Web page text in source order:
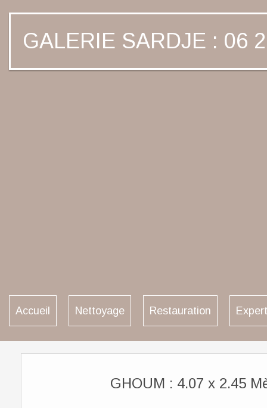
GALERIE SARDJE : 06
Accueil Nettoyage Restauration
GHOUM : 4.07 x 2.45